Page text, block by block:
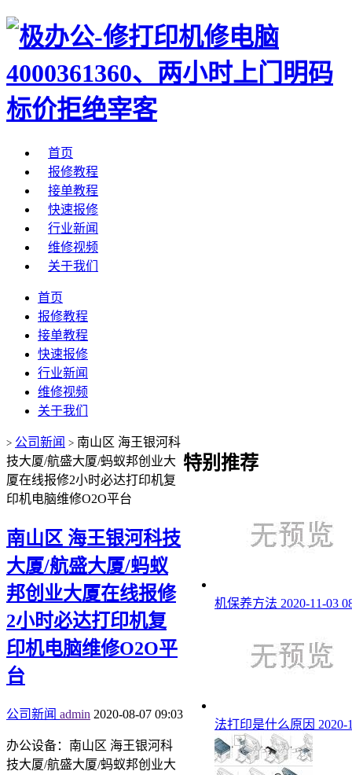
首页
报修教程
接单教程
快速报修
行业新闻
维修视频
关于我们
首页
报修教程
接单教程
快速报修
行业新闻
维修视频
关于我们
> 公司新闻 > 南山区 海王银河科
技大厦/航盛大厦/蚂蚁邦创业大
厦在线报修2小时必达打印机复
印机电脑维修O2O平台
南山区 海王银河科技
大厦/航盛大厦/蚂蚁
邦创业大厦在线报修
2小时必达打印机复
印机电脑维修O2O平
台
公司新闻 admin 2020-08-07 09:03
办公设备：南山区 海王银河科
技大厦/航盛大厦/蚂蚁邦创业大
特别推荐
机保养方法 2020-11-03
法打印是什么原因 2020-